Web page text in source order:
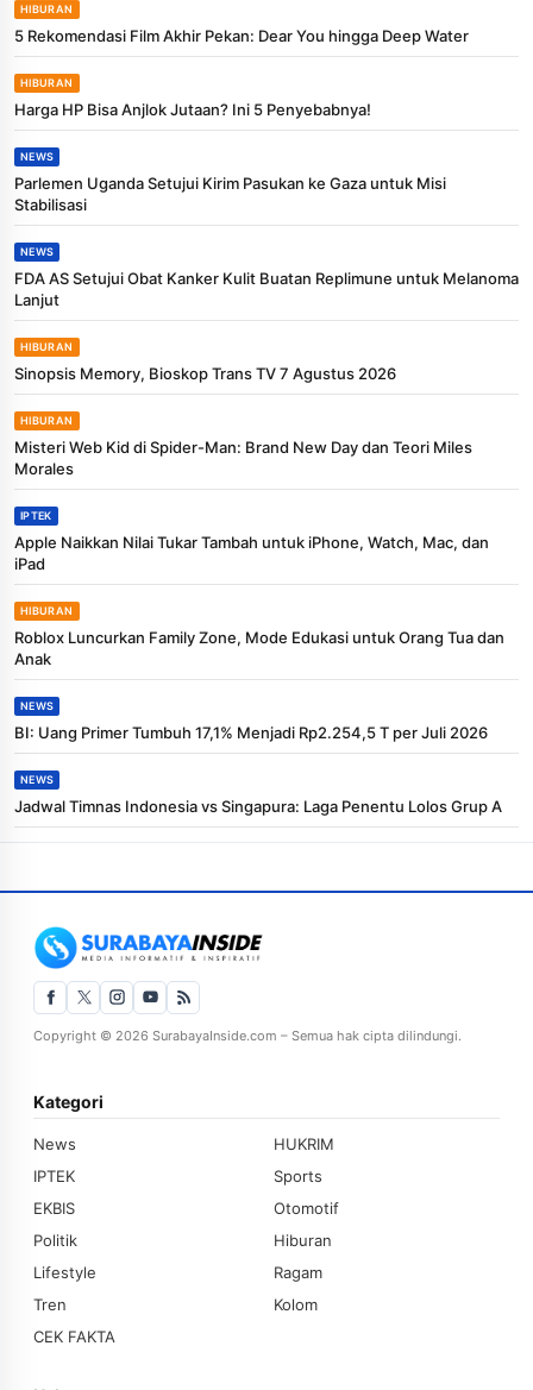
HIBURAN
5 Rekomendasi Film Akhir Pekan: Dear You hingga Deep Water
HIBURAN
Harga HP Bisa Anjlok Jutaan? Ini 5 Penyebabnya!
NEWS
Parlemen Uganda Setujui Kirim Pasukan ke Gaza untuk Misi
Stabilisasi
NEWS
FDA AS Setujui Obat Kanker Kulit Buatan Replimune untuk Melanoma
Lanjut
HIBURAN
Sinopsis Memory, Bioskop Trans TV 7 Agustus 2026
HIBURAN
Misteri Web Kid di Spider-Man: Brand New Day dan Teori Miles
Morales
IPTEK
Apple Naikkan Nilai Tukar Tambah untuk iPhone, Watch, Mac, dan
iPad
HIBURAN
Roblox Luncurkan Family Zone, Mode Edukasi untuk Orang Tua dan
Anak
NEWS
BI: Uang Primer Tumbuh 17,1% Menjadi Rp2.254,5 T per Juli 2026
NEWS
Jadwal Timnas Indonesia vs Singapura: Laga Penentu Lolos Grup A
Copyright © 2026 SurabayaInside.com – Semua hak cipta dilindungi.
Kategori
News
HUKRIM
IPTEK
Sports
EKBIS
Otomotif
Politik
Hiburan
Lifestyle
Ragam
Tren
Kolom
CEK FAKTA